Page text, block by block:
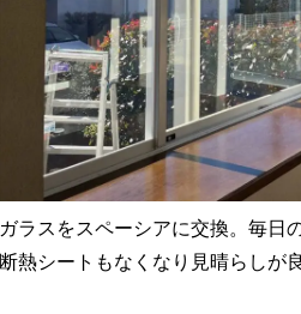
ガラスをスペーシアに交換。毎日
断熱シートもなくなり見晴らしが